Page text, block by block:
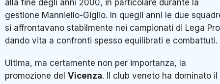
alla fine degli anni 2000, in particolare durante la
gestione Manniello-Giglio. In quegli anni le due
si affrontavano stabilmente nei campionati di Lega
dando vita a confronti spesso equilibrati e combattuti.
Ultima, ma certamente non per importanza, la
promozione del Vicenza. Il club veneto ha dominato il